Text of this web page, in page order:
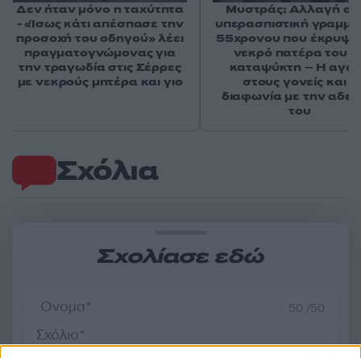
Σχόλια
Σχολίασε εδώ
50 /50
Δεν ήταν μόνο η ταχύτητα
- «Ίσως κάτι απέσπασε την
προσοχή του οδηγού» λέει
πραγματογνώμονας για
την τραγωδία στις Σέρρες
με νεκρούς μητέρα και γιο
Μυστράς: Αλλαγή
υπερασπιστική
55χρονου που έκρυψε
νεκρό πατέρα του
καταψύκτη – Η
στους γονείς και η
διαφωνία με την
του